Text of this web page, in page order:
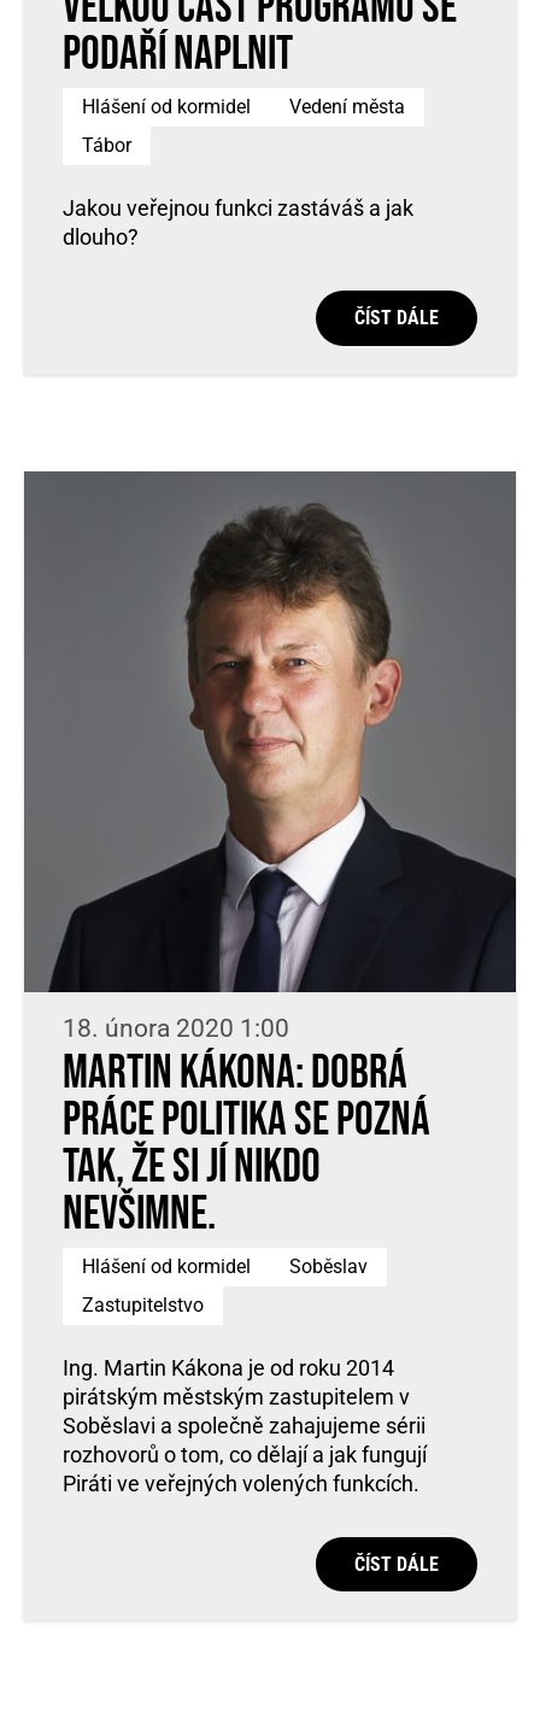
podaří naplnit
Hlášení od kormidel
Vedení města
Tábor
Jakou veřejnou funkci zastáváš a jak
dlouho?
ČÍST DÁLE
18. února 2020 1:00
Martin Kákona: Dobrá
práce politika se pozná
tak, že si jí nikdo
nevšimne.
Hlášení od kormidel
Soběslav
Zastupitelstvo
Ing. Martin Kákona je od roku 2014
pirátským městským zastupitelem v
Soběslavi a společně zahajujeme sérii
rozhovorů o tom, co dělají a jak fungují
Piráti ve veřejných volených funkcích.
ČÍST DÁLE